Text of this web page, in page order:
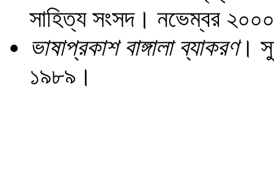
সাহিত্য সংসদ। নভেম্বর
ভাষাপ্রকাশ বাঙ্গালা ব্যাকরণ।
১৯৮৯।